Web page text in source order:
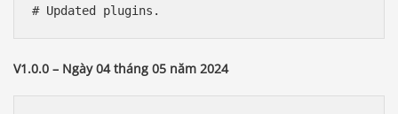
V1.0.0 – Ngày 04 tháng 05 năm 2024